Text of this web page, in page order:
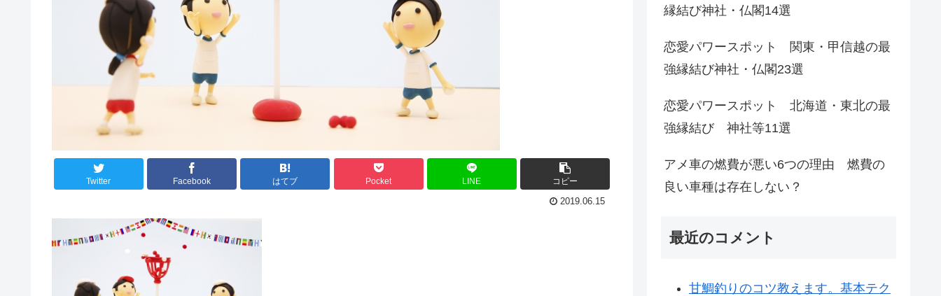
Twitter Facebook はてブ Pocket LINE コピー
2019.06.15
縁結び神社・仏閣14選
恋愛パワースポット 関東・甲信越の最
強縁結び神社・仏閣23選
恋愛パワースポット 北海道・東北の最
強縁結び 神社等11選
アメ車の燃費が悪い6つの理由 燃費の
良い車種は存在しない？
最近のコメント
甘鯛釣りのコツ教えます。基本テク